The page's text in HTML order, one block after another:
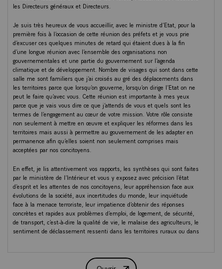
les Directeurs généraux et Directeurs.
Je suis très heureux de vous accueillir, avec le ministre d’Etat, pour la
première fois à l’occasion de cette réunion des préfets et je vous prie
d’excuser ces quelques minutes de retard qui étaient dues à la fin
d’une longue réunion avec l’ensemble des organisations non
gouvernementales et une partie du gouvernement sur l’agenda
climatique et de développement. Nombre de visages qui sont dans cette
salle me sont familiers que j’ai croisés au gré des déplacements dans
les territoires parce que lorsqu’on gouverne, lorsqu’on dirige l’Etat on ne
peut le faire qu’avec vous. Cette réunion est importante à mes yeux
parce que je vais vous dire ce que j’attends de vous et quels sont les
termes de l’engagement au cœur de votre mission. Votre rôle consiste
non seulement à mettre en œuvre et expliquer les réformes dans les
territoires mais aussi à permettre au gouvernement de les adapter en
permanence afin qu’elles soient non seulement comprises mais
acceptées par nos concitoyens.
En effet, je lis attentivement vos rapports, les synthèses qui sont faites
par le ministère de l’Intérieur et vous y exposez avec précision l’état
d’esprit et les attentes de nos concitoyens, leur appréhension face aux
évolutions de la société, aux incertitudes du monde, leur inquiétude
face à la menace terroriste, leur impatience d’obtenir des réponses
concrètes et rapides aux problèmes d’emploi, de logement, de sécurité,
de transport, c’est-à-dire la qualité de vie, le malaise des agriculteurs, le
sentiment de déclassement ressenti dans les territoires ruraux ou dans